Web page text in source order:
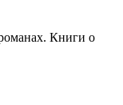
Книги о